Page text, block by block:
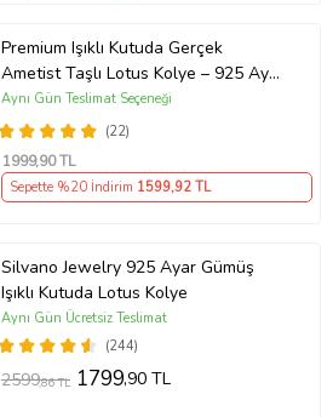
Premium Işıklı Kutuda Gerçek
Ametist Taşlı Lotus Kolye – 925 Ayar
Gümüş Kadın Kolye
(22)
Aynı Gün Teslimat Seçeneği
1999,90 TL
Sepette %20 İndirim 1599,92 TL
Silvano Jewelry 925 Ayar Gümüş
Işıklı Kutuda Lotus Kolye
(244)
Aynı Gün Ücretsiz Teslimat
2599,86 TL 1799,90 TL